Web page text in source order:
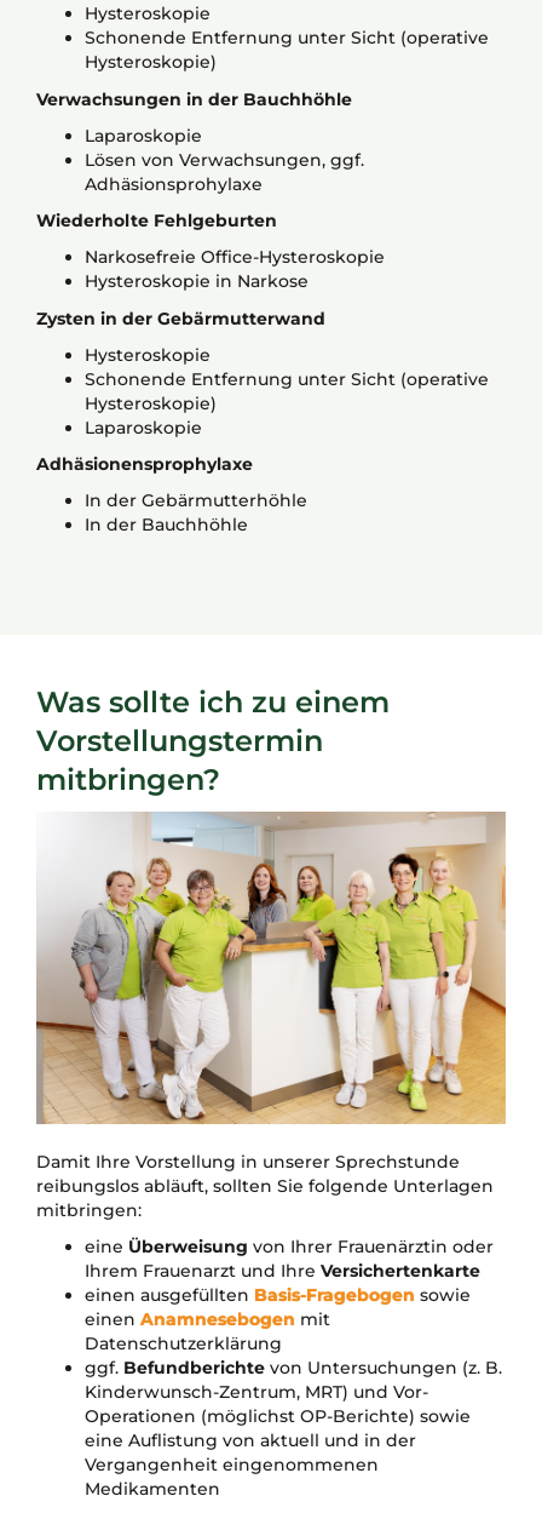
Hysteroskopie
Schonende Entfernung unter Sicht (operative
Hysteroskopie)
Verwachsungen in der Bauchhöhle
Laparoskopie
Lösen von Verwachsungen, ggf.
Adhäsionsprohylaxe
Wiederholte Fehlgeburten
Narkosefreie Office-Hysteroskopie
Hysteroskopie in Narkose
Zysten in der Gebärmutterwand
Hysteroskopie
Schonende Entfernung unter Sicht (operative
Hysteroskopie)
Laparoskopie
Adhäsionensprophylaxe
In der Gebärmutterhöhle
In der Bauchhöhle
Was sollte ich zu einem
Vorstellungstermin
mitbringen?
Damit Ihre Vorstellung in unserer Sprechstunde
reibungslos abläuft, sollten Sie folgende Unterlagen
mitbringen:
eine Überweisung von Ihrer Frauenärztin oder
Ihrem Frauenarzt und Ihre Versichertenkarte
einen ausgefüllten Basis-Fragebogen sowie
einenAnamnesebogen mit
Datenschutzerklärung
ggf. Befundberichte von Untersuchungen (z. B.
Kinderwunsch-Zentrum, MRT) und Vor-
Operationen (möglichst OP-Berichte) sowie
eine Auflistung von aktuell und in der
Vergangenheit eingenommenen
Medikamenten